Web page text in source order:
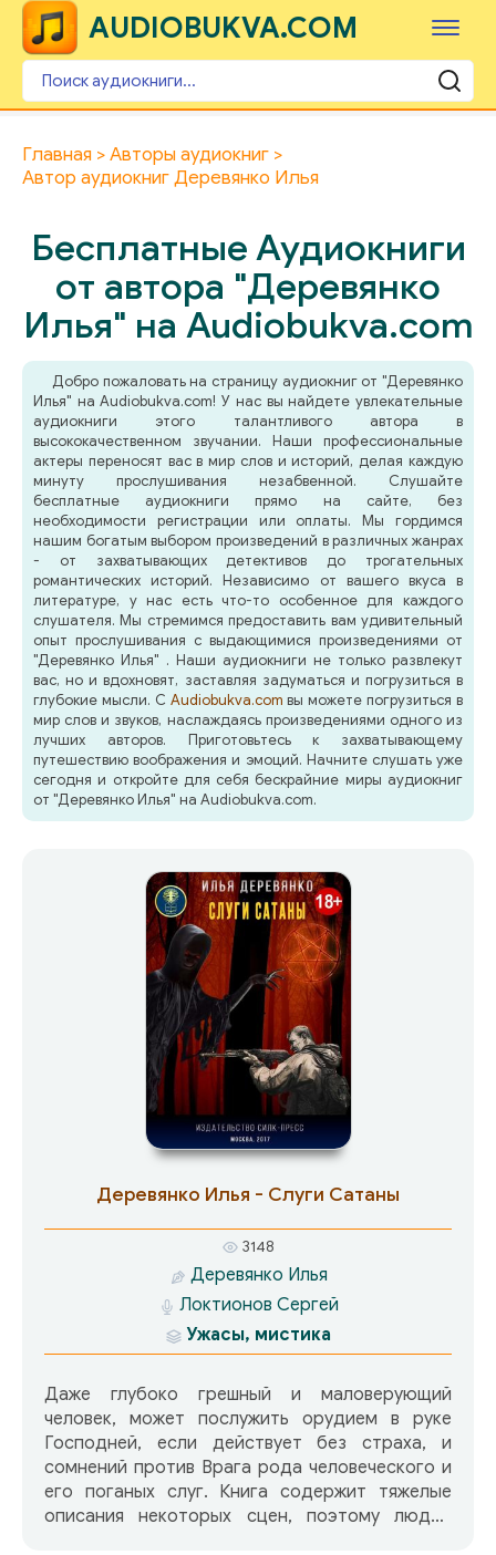
AUDIOBUKVA.COM
Главная
Авторы аудиокниг
Автор аудиокниг Деревянко Илья
Бесплатные Аудиокниги
от автора "Деревянко
Илья" на Audiobukva.com
Добро пожаловать на страницу аудиокниг от "Деревянко
Илья" на Audiobukva.com! У нас вы найдете увлекательные
аудиокниги этого талантливого автора в
высококачественном звучании. Наши профессиональные
актеры переносят вас в мир слов и историй, делая каждую
минуту прослушивания незабвенной. Слушайте
бесплатные аудиокниги прямо на сайте, без
необходимости регистрации или оплаты. Мы гордимся
нашим богатым выбором произведений в различных жанрах
- от захватывающих детективов до трогательных
романтических историй. Независимо от вашего вкуса в
литературе, у нас есть что-то особенное для каждого
слушателя. Мы стремимся предоставить вам удивительный
опыт прослушивания с выдающимися произведениями от
"Деревянко Илья" . Наши аудиокниги не только развлекут
вас, но и вдохновят, заставляя задуматься и погрузиться в
глубокие мысли. С Audiobukva.com вы можете погрузиться в
мир слов и звуков, наслаждаясь произведениями одного из
лучших авторов. Приготовьтесь к захватывающему
путешествию воображения и эмоций. Начните слушать уже
сегодня и откройте для себя бескрайние миры аудиокниг
от "Деревянко Илья" на Audiobukva.com.
Деревянко Илья - Слуги Сатаны
3148
Деревянко Илья
Локтионов Сергей
Ужасы, мистика
Даже глубоко грешный и маловерующий
человек, может послужить орудием в руке
Господней, если действует без страха, и
сомнений против Врага рода человеческого и
его поганых слуг. Книга содержит тяжелые
описания некоторых сцен, поэтому людям